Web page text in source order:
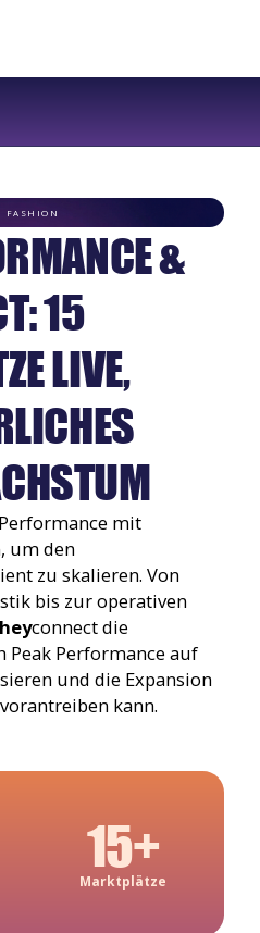
FASHION
&
15
LIVE,
mit
um den
zu skalieren. Von
bis zur operativen
heyconnect die
Peak Performance auf
und die Expansion
kann.
15+
Marktplätze